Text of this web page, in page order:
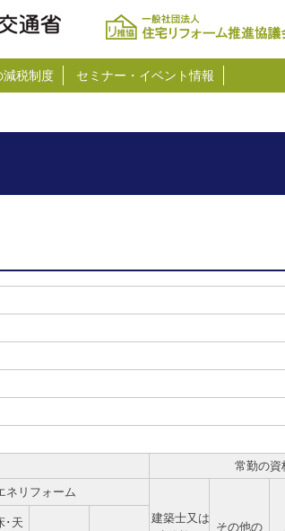
減税制度 セミナー・イベント情報
常勤の資
ネリフォーム
建築士又は
その他の
･天